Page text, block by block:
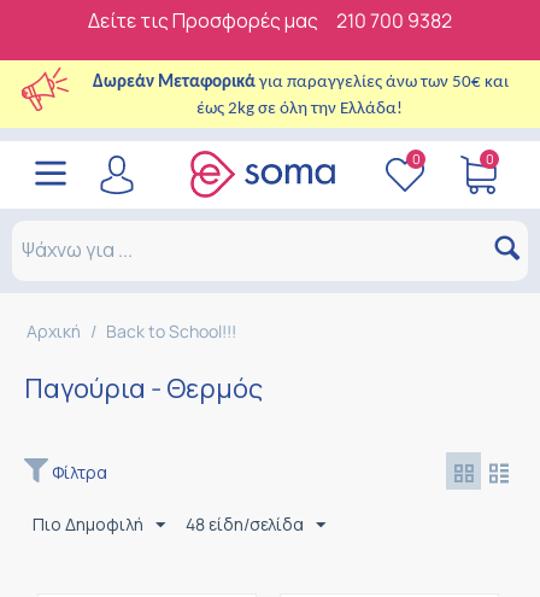
Δείτε τις Προσφορές μας 210 700 9382
Δωρεάν Μεταφορικά για παραγγελίες άνω των 50€ και
έως 2kg σε όλη την Ελλάδα!
0 0
Αρχική / Back to School!!!
Παγούρια - Θερμός
Φίλτρα
Πιο Δημοφιλή 48 είδη/σελίδα